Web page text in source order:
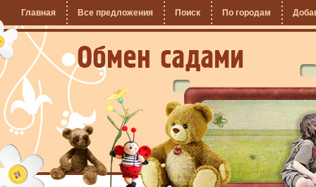
Главная Все предложения Поиск По городам